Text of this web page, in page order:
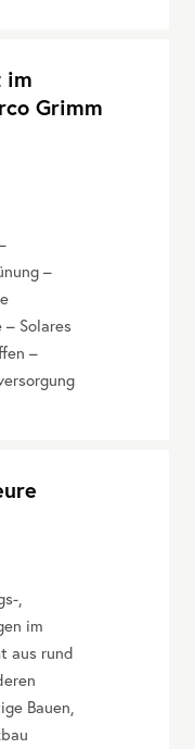
im
Grimm
–
Solares
–
,
im
aus rund
Bauen,